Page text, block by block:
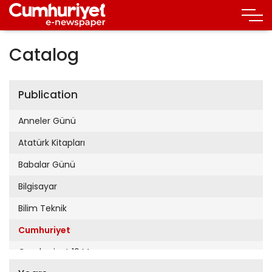
Catalog
Publication
Anneler Günü
Atatürk Kitapları
Babalar Günü
Bilgisayar
Bilim Teknik
Cumhuriyet
Cumhuriyet 19 Mayıs